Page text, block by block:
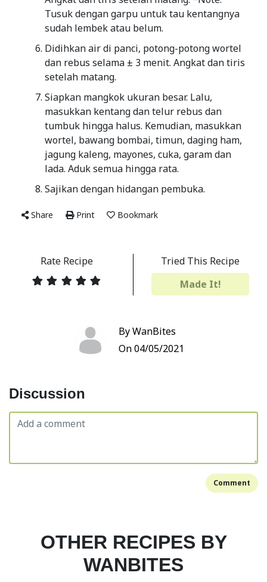
Tusuk dengan garpu untuk tau kentangnya
sudah lembek atau belum.
Didihkan air di panci, potong-potong wortel
dan rebus selama ± 3 menit. Angkat dan tiris
setelah matang.
Siapkan mangkok ukuran besar. Lalu,
masukkan kentang dan telur rebus dan
tumbuk hingga halus. Kemudian, masukkan
wortel, bawang bombai, timun, daging ham,
jagung kaleng, mayones, cuka, garam dan
lada. Aduk semua hingga rata.
Sajikan dengan hidangan pembuka.
Share Print Bookmark
Rate Recipe
Tried This Recipe
Made It!
By WanBites
On 04/05/2021
Discussion
Comment
OTHER RECIPES BY
WANBITES